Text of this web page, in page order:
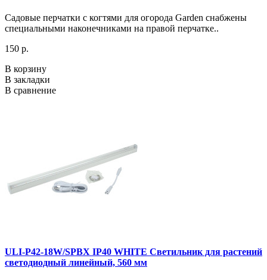
Садовые перчатки с когтями для огорода Garden снабжены
специальными наконечниками на правой перчатке..
150 р.
В корзину
В закладки
В сравнение
ULI-P42-18W/SPBX IP40 WHITE Светильник для растений
светодиодный линейный, 560 мм